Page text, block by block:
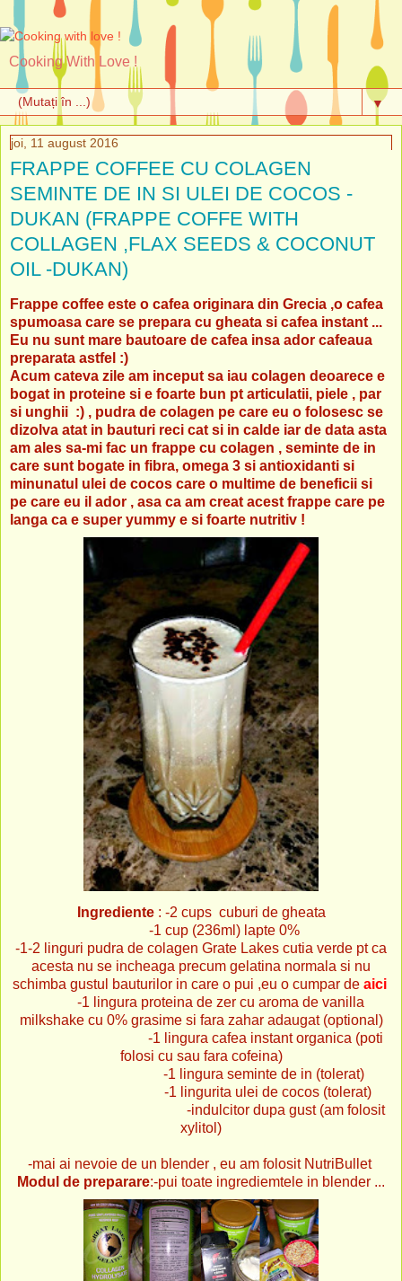
Cooking With Love !
▼
joi, 11 august 2016
FRAPPE COFFEE CU COLAGEN
SEMINTE DE IN SI ULEI DE COCOS -
DUKAN (FRAPPE COFFE WITH
COLLAGEN ,FLAX SEEDS & COCONUT
OIL -DUKAN)
Frappe coffee este o cafea originara din Grecia ,o cafea
spumoasa care se prepara cu gheata si cafea instant ...
Eu nu sunt mare bautoare de cafea insa ador cafeaua
preparata astfel :)
Acum cateva zile am inceput sa iau colagen deoarece e
bogat in proteine si e foarte bun pt articulatii, piele , par
si unghii :) , pudra de colagen pe care eu o folosesc se
dizolva atat in bauturi reci cat si in calde iar de data asta
am ales sa-mi fac un frappe cu colagen , seminte de in
care sunt bogate in fibra, omega 3 si antioxidanti si
minunatul ulei de cocos care o multime de beneficii si
pe care eu il ador , asa ca am creat acest frappe care pe
langa ca e super yummy e si foarte nutritiv !
Ingrediente: -2 cups cuburi de gheata
-1 cup (236ml) lapte 0%
-1-2 linguri pudra de colagen Grate Lakes cutia verde pt ca
acesta nu se incheaga precum gelatina normala si nu
schimba gustul bauturilor in care o pui ,eu o cumpar de aici
-1 lingura proteina de zer cu aroma de vanilla
milkshake cu 0% grasime si fara zahar adaugat (optional)
-1 lingura cafea instant organica (poti
folosi cu sau fara cofeina)
-1 lingura seminte de in (tolerat)
-1 lingurita ulei de cocos (tolerat)
-indulcitor dupa gust (am folosit
xylitol)
-mai ai nevoie de un blender , eu am folosit NutriBullet
Modul de preparare:-pui toate ingrediemtele in blender ...